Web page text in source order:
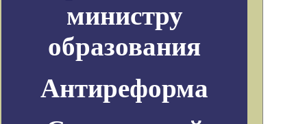
министру
образования
Антиреформа